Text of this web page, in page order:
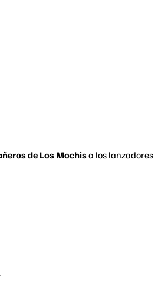
de Los Mochisa los lanzadores